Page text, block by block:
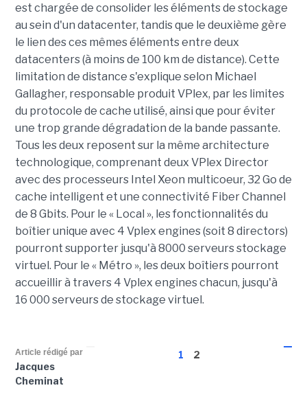
est chargée de consolider les éléments de stockage
au sein d'un datacenter, tandis que le deuxième gère
le lien des ces mêmes éléments entre deux
datacenters (à moins de 100 km de distance). Cette
limitation de distance s'explique selon Michael
Gallagher, responsable produit VPlex, par les limites
du protocole de cache utilisé, ainsi que pour éviter
une trop grande dégradation de la bande passante.
Tous les deux reposent sur la même architecture
technologique, comprenant deux VPlex Director
avec des processeurs Intel Xeon multicoeur, 32 Go de
cache intelligent et une connectivité Fiber Channel
de 8 Gbits. Pour le « Local », les fonctionnalités du
boîtier unique avec 4 Vplex engines (soit 8 directors)
pourront supporter jusqu'à 8000 serveurs stockage
virtuel. Pour le « Métro », les deux boîtiers pourront
accueillir à travers 4 Vplex engines chacun, jusqu'à
16 000 serveurs de stockage virtuel.
1 2
Article rédigé par
Jacques
Cheminat